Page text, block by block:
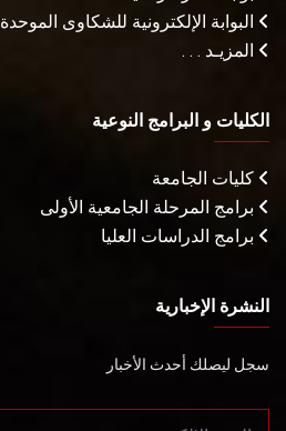
البوابة الإلكترونية للشكاوى الموحدة
المزيـد . . .
الكليات و البرامج النوعية
كليات الجامعة
برامج المرحلة الجامعية الأولى
برامج الدراسات العليا
النشرة الإخبارية
سجل ليصلك أحدث الأخبار